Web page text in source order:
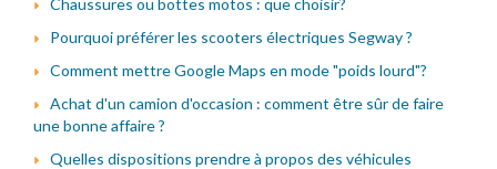
Chaussures ou bottes motos : que choisir?
Pourquoi préférer les scooters électriques Segway ?
Comment mettre Google Maps en mode "poids lourd"?
Achat d'un camion d'occasion : comment être sûr de faire
une bonne affaire ?
Quelles dispositions prendre à propos des véhicules